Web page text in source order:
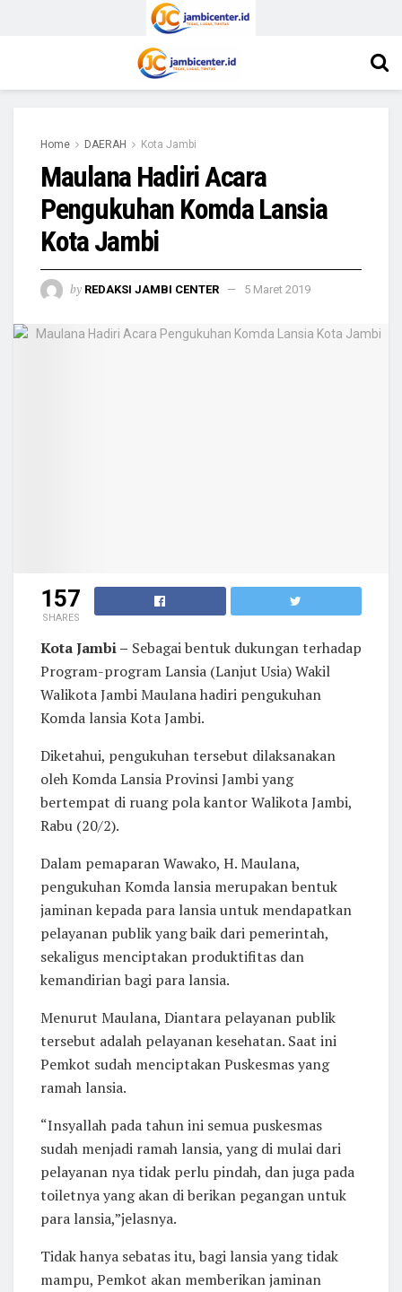
Home DAERAH Kota Jambi
Maulana Hadiri Acara
Pengukuhan Komda Lansia
Kota Jambi
by REDAKSI JAMBI CENTER 5 Maret 2019
157
SHARES
Kota Jambi – Sebagai bentuk dukungan terhadap
Program-program Lansia (Lanjut Usia) Wakil
Walikota Jambi Maulana hadiri pengukuhan
Komda lansia Kota Jambi.
Diketahui, pengukuhan tersebut dilaksanakan
oleh Komda Lansia Provinsi Jambi yang
bertempat di ruang pola kantor Walikota Jambi,
Rabu (20/2).
Dalam pemaparan Wawako, H. Maulana,
pengukuhan Komda lansia merupakan bentuk
jaminan kepada para lansia untuk mendapatkan
pelayanan publik yang baik dari pemerintah,
sekaligus menciptakan produktifitas dan
kemandirian bagi para lansia.
Menurut Maulana, Diantara pelayanan publik
tersebut adalah pelayanan kesehatan. Saat ini
Pemkot sudah menciptakan Puskesmas yang
ramah lansia.
“Insyallah pada tahun ini semua puskesmas
sudah menjadi ramah lansia, yang di mulai dari
pelayanan nya tidak perlu pindah, dan juga pada
toiletnya yang akan di berikan pegangan untuk
para lansia,”jelasnya.
Tidak hanya sebatas itu, bagi lansia yang tidak
mampu, Pemkot akan memberikan jaminan